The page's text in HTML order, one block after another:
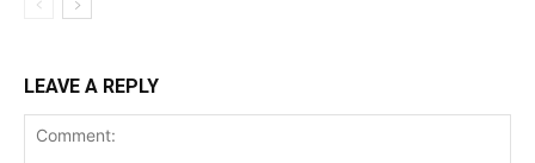
LEAVE A REPLY